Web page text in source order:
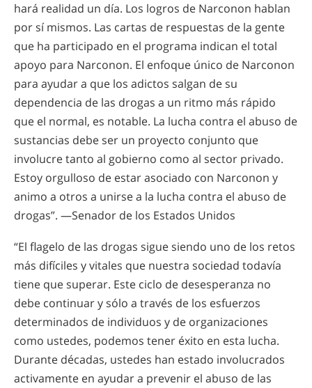
hará realidad un día. Los logros de Narconon hablan
por sí mismos. Las cartas de respuestas de la gente
que ha participado en el programa indican el total
apoyo para Narconon. El enfoque único de Narconon
para ayudar a que los adictos salgan de su
dependencia de las drogas a un ritmo más rápido
que el normal, es notable. La lucha contra el abuso de
sustancias debe ser un proyecto conjunto que
involucre tanto al gobierno como al sector privado.
Estoy orgulloso de estar asociado con Narconon y
animo a otros a unirse a la lucha contra el abuso de
drogas”. —Senador de los Estados Unidos
“El flagelo de las drogas sigue siendo uno de los retos
más difíciles y vitales que nuestra sociedad todavía
tiene que superar. Este ciclo de desesperanza no
debe continuar y sólo a través de los esfuerzos
determinados de individuos y de organizaciones
como ustedes, podemos tener éxito en esta lucha.
Durante décadas, ustedes han estado involucrados
activamente en ayudar a prevenir el abuso de las